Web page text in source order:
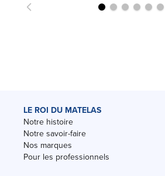
LE ROI DU MATELAS
Notre histoire
Notre savoir-faire
Nos marques
Pour les professionnels